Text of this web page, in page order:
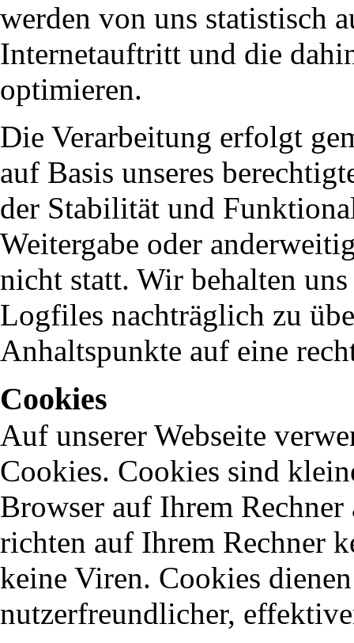
werden von uns statistisch
Internetauftritt und die
optimieren.
Die Verarbeitung erfolgt
auf Basis unseres
der Stabilität und
Weitergabe oder
nicht statt. Wir behalten
Logfiles nachträglich zu
Anhaltspunkte auf eine
Cookies
Auf unserer Webseite
Cookies. Cookies sind
Browser auf Ihrem
richten auf Ihrem Rechner
keine Viren. Cookies
nutzerfreundlicher,